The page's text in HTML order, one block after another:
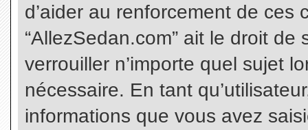
d’aider au renforcement de
“AllezSedan.com” ait le droit de
verrouiller n’importe quel sujet
nécessaire. En tant
informations que vous avez